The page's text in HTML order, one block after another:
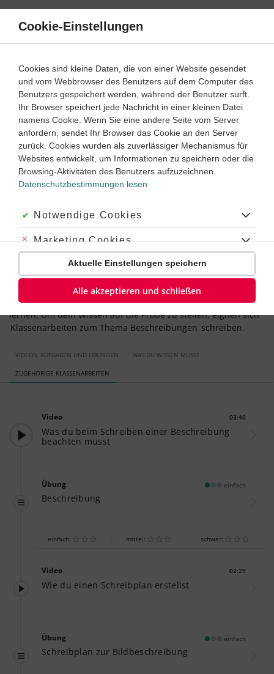
Direkt
Inhalt
Deutsch 7. Klasse
Eine Bildbeschreibung schreiben
Dauer: 95 Minuten
Empfohlen von
Tutorin Joana
Was ist eine Bildbeschreibung?
auf zwei Ebenen: Zum einen wird der Inhalt des Bildes
erklärt, zum anderen auf Materialien und Malweise
eingegangen. Ziel der Bildbeschreibung ist es, das Bild in
seiner Gesamtheit zu erfassen und gegebenenfalls damit die
Vorbereitung für eine Bildanalyse zu schaffen.
Was genau bei einer Bildbeschreibung zu beachten ist,
kannst du einfach und schnell mit interaktiven Übungen
lernen. Um dein Wissen auf die Probe zu stellen, eignen sich
Klassenarbeiten zum Thema Beschreibungen schreiben.
VIDEOS, AUFGABEN UND ÜBUNGEN WAS DU WISSEN MUSST
ZUGEHÖRIGE KLASSENARBEITEN
Video 03:40
Was du beim Schreiben einer Beschreibung
beachten musst
Übung einfach
Beschreibung
einfach: mittel: schwer:
Video 02:29
Wie du einen Schreibplan erstellst
Übung einfach
Schreibplan zur Bildbeschreibung
Cookie-Einstellungen
Cookies sind kleine Daten, die von einer Website gesendet
und vom Webbrowser des Benutzers auf dem Computer des
Benutzers gespeichert werden, während der Benutzer surft.
Ihr Browser speichert jede Nachricht in einer kleinen Datei
namens Cookie. Wenn Sie eine andere Seite vom Server
anfordern, sendet Ihr Browser das Cookie an den Server
zurück. Cookies wurden als zuverlässiger Mechanismus für
Websites entwickelt, um Informationen zu speichern oder die
Browsing-Aktivitäten des Benutzers aufzuzeichnen.
Datenschutzbestimmungen lesen
Akzeptiert:
Notwendige Cookies
Abgelehnt:
Marketing Cookies
Abgelehnt:
Personalisierungs-Cookies
Aktuelle Einstellungen speichern
Alle akzeptieren und schließen